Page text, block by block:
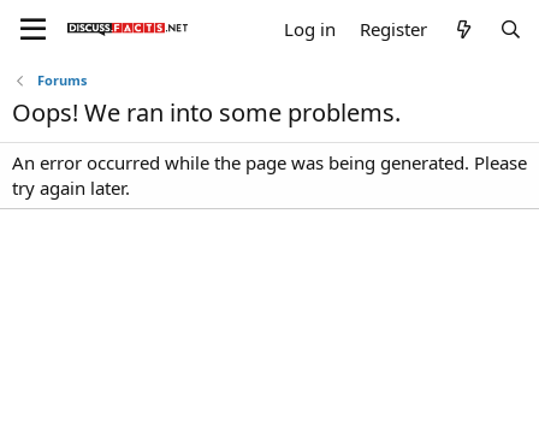
Log in Register
Forums
Oops! We ran into some problems.
An error occurred while the page was being generated. Please
try again later.